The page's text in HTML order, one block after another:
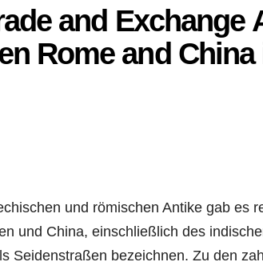
and Exchange
Rome and
und römischen Antike gab es
und China, einschließlich des
Seidenstraßen bezeichnen. Zu den